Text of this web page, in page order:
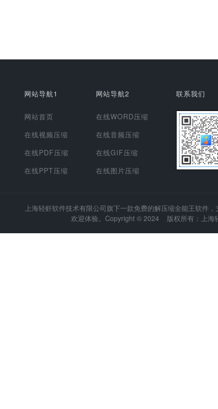
网站导航1
网站首页
在线视频压缩
在线PDF压缩
在线PPT压缩
网站导航2
在线WORD压缩
在线音频压缩
在线GIF压缩
在线图片压缩
联系我们
上海轻虾软件技术有限公司旗下一款免费的解压缩全能王软件
欢迎体验。Copyright © 2024 版权所有：上